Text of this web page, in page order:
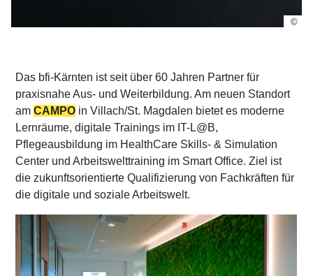
©
Das bfi-Kärnten ist seit über 60 Jahren Partner für
praxisnahe Aus- und Weiterbildung. Am neuen Standort
amCAMPO in Villach/St. Magdalen bietet es moderne
Lernräume, digitale Trainings im IT-L@B,
Pflegeausbildung im HealthCare Skills- & Simulation
Center und Arbeitswelttraining im Smart Office. Ziel ist
die zukunftsorientierte Qualifizierung von Fachkräften für
die digitale und soziale Arbeitswelt.